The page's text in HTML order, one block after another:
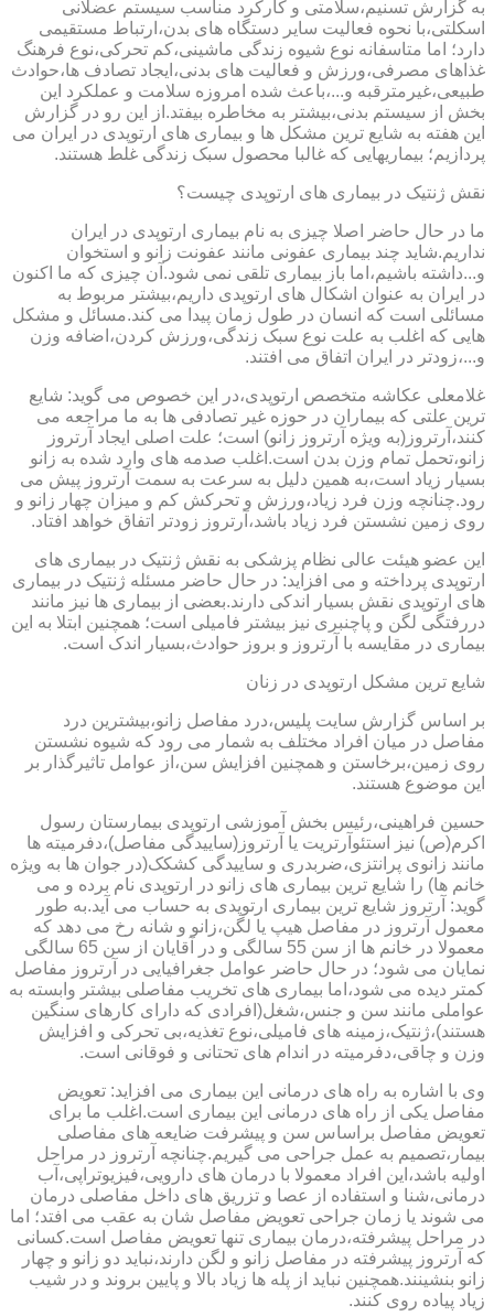
به گزارش تسنیم،سلامتی و کارکرد مناسب سیستم عضلانی
اسکلتی،با نحوه فعالیت سایر دستگاه های بدن،ارتباط مستقیمی
دارد؛ اما متاسفانه نوع شیوه زندگی ماشینی،کم تحرکی،نوع فرهنگ
غذاهای مصرفی،ورزش و فعالیت های بدنی،ایجاد تصادف ها،حوادث
طبیعی،غیرمترقبه و...،باعث شده امروزه سلامت و عملکرد این
بخش از سیستم بدنی،بیشتر به مخاطره بیفتد.از این رو در گزارش
این هفته به شایع ترین مشکل ها و بیماری های ارتوپدی در ایران می
پردازیم؛ بیماریهایی که غالبا محصول سبک زندگی غلط هستند.
نقش ژنتیک در بیماری های ارتوپدی چیست؟
ما در حال حاضر اصلا چیزی به نام بیماری ارتوپدی در ایران
نداریم.شاید چند بیماری عفونی مانند عفونت زانو و استخوان
و...داشته باشیم،اما باز بیماری تلقی نمی شود.آن چیزی که ما اکنون
در ایران به عنوان اشکال های ارتوپدی داریم،بیشتر مربوط به
مسائلی است که انسان در طول زمان پیدا می کند.مسائل و مشکل
هایی که اغلب به علت نوع سبک زندگی،ورزش کردن،اضافه وزن
و...،زودتر در ایران اتفاق می افتند.
غلامعلی عکاشه متخصص ارتوپدی،در این خصوص می گوید: شایع
ترین علتی که بیماران در حوزه غیر تصادفی ها به ما مراجعه می
کنند،آرتروز(به ویژه آرتروز زانو) است؛ علت اصلی ایجاد آرتروز
زانو،تحمل تمام وزن بدن است.اغلب صدمه های وارد شده به زانو
بسیار زیاد است،به همین دلیل به سرعت به سمت آرتروز پیش می
رود.چنانچه وزن فرد زیاد،ورزش و تحرکش کم و میزان چهار زانو و
روی زمین نشستن فرد زیاد باشد،آرتروز زودتر اتفاق خواهد افتاد.
این عضو هیئت عالی نظام پزشکی به نقش ژنتیک در بیماری های
ارتوپدی پرداخته و می افزاید: در حال حاضر مسئله ژنتیک در بیماری
های ارتوپدی نقش بسیار اندکی دارند.بعضی از بیماری ها نیز مانند
دررفتگی لگن و پاچنبری نیز بیشتر فامیلی است؛ همچنین ابتلا به این
بیماری در مقایسه با آرتروز و بروز حوادث،بسیار اندک است.
شایع ترین مشکل ارتوپدی در زنان
بر اساس گزارش سایت پلیس،درد مفاصل زانو،بیشترین درد
مفاصل در میان افراد مختلف به شمار می رود که شیوه نشستن
روی زمین،برخاستن و همچنین افزایش سن،از عوامل تاثیرگذار بر
این موضوع هستند.
حسین فراهینی،رئیس بخش آموزشی ارتوپدی بیمارستان رسول
اکرم(ص) نیز استئوآرتریت یا آرتروز(ساییدگی مفاصل)،دفرمیته ها
مانند زانوی پرانتزی،ضربدری و ساییدگی کشکک(در جوان ها به ویژه
خانم ها) را شایع ترین بیماری های زانو در ارتوپدی نام برده و می
گوید: آرتروز شایع ترین بیماری ارتوپدی به حساب می آید.به طور
معمول آرتروز در مفاصل هیپ یا لگن،زانو و شانه رخ می دهد که
معمولا در خانم ها از سن 55 سالگی و در آقایان از سن 65 سالگی
نمایان می شود؛ در حال حاضر عوامل جغرافیایی در آرتروز مفاصل
کمتر دیده می شود،اما بیماری های تخریب مفاصلی بیشتر وابسته به
عواملی مانند سن و جنس،شغل(افرادی که دارای کارهای سنگین
هستند)،ژنتیک،زمینه های فامیلی،نوع تغذیه،بی تحرکی و افزایش
وزن و چاقی،دفرمیته در اندام های تحتانی و فوقانی است.
وی با اشاره به راه های درمانی این بیماری می افزاید: تعویض
مفاصل یکی از راه های درمانی این بیماری است.اغلب ما برای
تعویض مفاصل براساس سن و پیشرفت ضایعه های مفاصلی
بیمار،تصمیم به عمل جراحی می گیریم.چنانچه آرتروز در مراحل
اولیه باشد،این افراد معمولا با درمان های دارویی،فیزیوتراپی،آب
درمانی،شنا و استفاده از عصا و تزریق های داخل مفاصلی درمان
می شوند یا زمان جراحی تعویض مفاصل شان به عقب می افتد؛ اما
در مراحل پیشرفته،درمان بیماری تنها تعویض مفاصل است.کسانی
که آرتروز پیشرفته در مفاصل زانو و لگن دارند،نباید دو زانو و چهار
زانو بنشینند.همچنین نباید از پله ها زیاد بالا و پایین بروند و در شیب
زیاد پیاده روی کنند.